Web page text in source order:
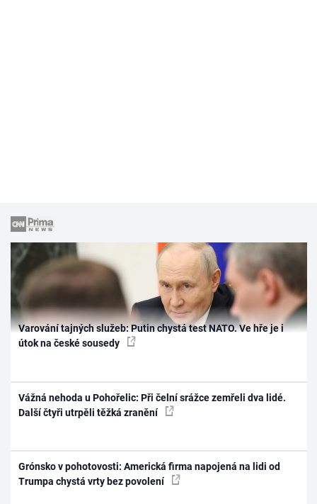
Varování tajných služeb: Putin chystá test NATO. Ve hře je i
útok na české sousedy
Vážná nehoda u Pohořelic: Při čelní srážce zemřeli dva lidé.
Další čtyři utrpěli těžká zranění
Grónsko v pohotovosti: Americká firma napojená na lidi od
Trumpa chystá vrty bez povolení